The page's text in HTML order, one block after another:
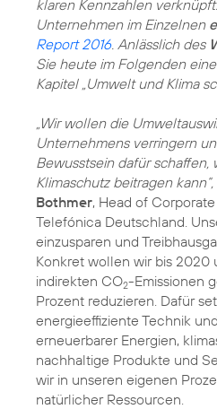
klaren Kennzahlen
Unternehmen im Einzelnen
Report 2016. Anlässlich des
Sie heute im Folgenden
Kapitel „Umwelt und Klima
„Wir wollen die
Unternehmens verringern
Bewusstsein dafür schaffen,
Klimaschutz beitragen kann“,
Bothmer, Head of
Telefónica Deutschland.
einzusparen und
Konkret wollen wir bis 2020
indirekten CO2-Emissionen
Prozent reduzieren. Dafür
energieeffiziente Technik
erneuerbarer Energien,
nachhaltige Produkte und
wir in unseren eigenen
natürlicher Ressourcen